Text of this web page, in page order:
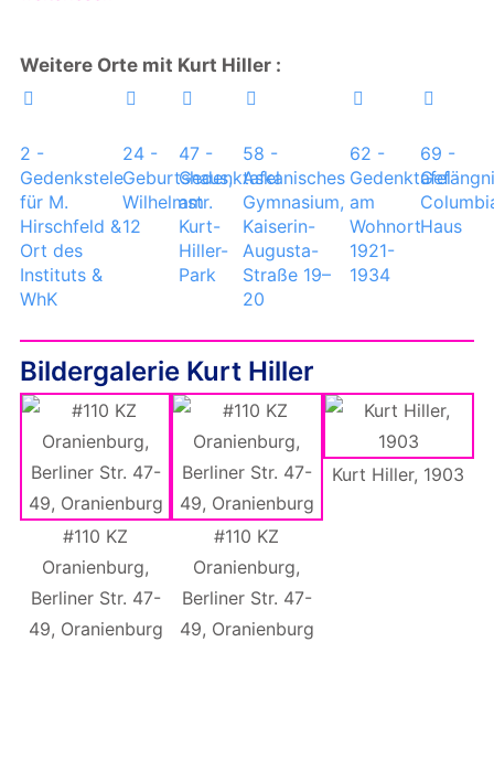
Weitere Orte mit Kurt Hiller :
2 -
Gedenkstele
für M.
Hirschfeld &
Ort des
Instituts &
WhK
24 -
Geburtshaus,
Wilhelmstr.
12
47 -
Gedenktafel
am
Kurt-
Hiller-
Park
58 -
Askanisches
Gymnasium,
Kaiserin-
Augusta-
Straße 19–
20
62 -
Gedenktafel
am
Wohnort
1921-
1934
69 -
Haus
Bildergalerie Kurt Hiller
#110 KZ
Oranienburg,
Berliner Str. 47-
49, Oranienburg
#110 KZ
Oranienburg,
Berliner Str. 47-
49, Oranienburg
Kurt Hiller, 1903